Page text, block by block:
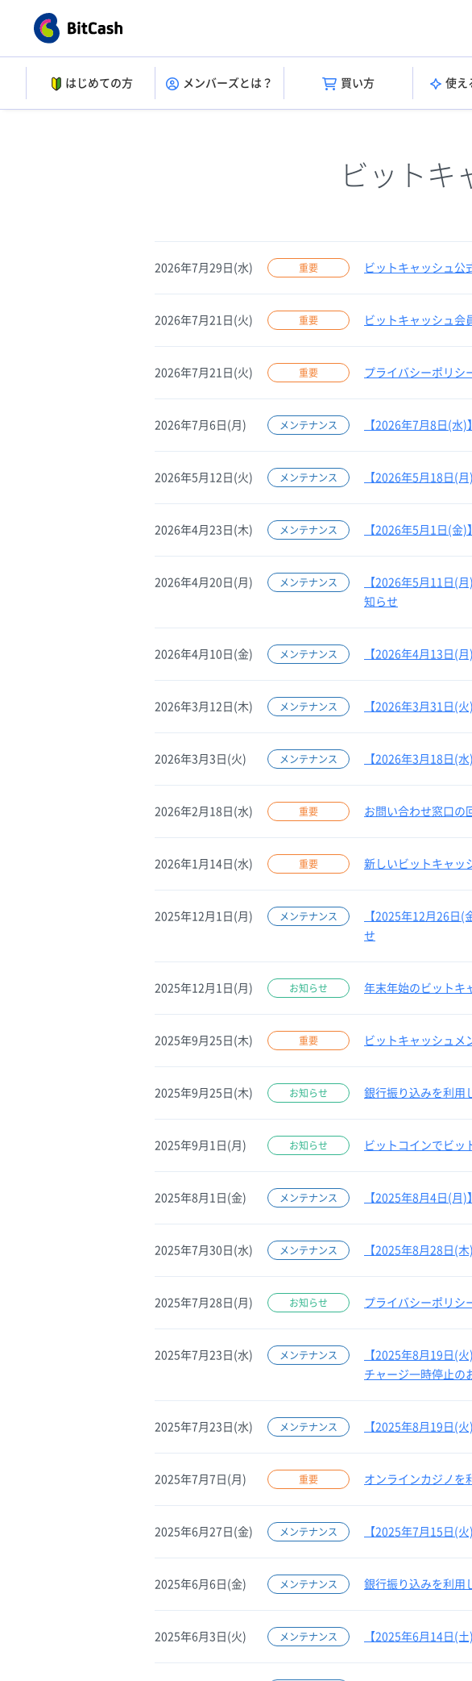
はじめての方 メンバーズとは？ 買い方 使え
ビットキ
2026年7月29日(水) 重要 ビットキャッシュ公
2026年7月21日(火) 重要 ビットキャッシュ会
2026年7月21日(火) 重要 プライバシーポリシ
2026年7月6日(月) メンテナンス 【2026年7月8日(水
2026年5月12日(火) メンテナンス 【2026年5月18日(
2026年4月23日(木) メンテナンス 【2026年5月1日(金
2026年4月20日(月) メンテナンス
【2026年5月11日(
知らせ
2026年4月10日(金) メンテナンス 【2026年4月13日(
2026年3月12日(木) メンテナンス 【2026年3月31日(
2026年3月3日(火) メンテナンス 【2026年3月18日(
2026年2月18日(水) 重要 お問い合わせ窓口の
2026年1月14日(水) 重要 新しいビットキャッ
2025年12月1日(月) メンテナンス
【2025年12月26日(
せ
2025年12月1日(月) お知らせ 年末年始のビットキ
2025年9月25日(木) 重要 ビットキャッシュメ
2025年9月25日(木) お知らせ 銀行振り込みを利用
2025年9月1日(月) お知らせ ビットコインでビ
2025年8月1日(金) メンテナンス 【2025年8月4日(月
2025年7月30日(水) メンテナンス 【2025年8月28日(
2025年7月28日(月) お知らせ プライバシーポリシ
2025年7月23日(水) メンテナンス
【2025年8月19日(
チャージ一時停止の
2025年7月23日(水) メンテナンス 【2025年8月19日(
2025年7月7日(月) 重要 オンラインカジノを
2025年6月27日(金) メンテナンス 【2025年7月15日(
2025年6月6日(金) メンテナンス 銀行振り込みを利用
2025年6月3日(火) メンテナンス 【2025年6月14日(